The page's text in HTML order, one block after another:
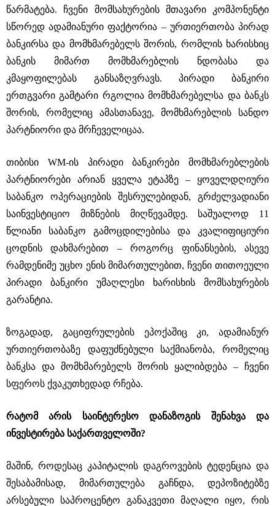
წარმატება. ჩვენი მომსახურების მთავარი კომპონენტი
სწორედ ადამიანური ფაქტორია ‒ ურთიერთობა პირად
ბანკირსა და მომხმარებელს შორის, რომლის ხარისხიც
ბანკის მიმართ მომხმარებლის ნდობასა და
კმაყოფილებას განსაზღვრავს. პირადი ბანკირი
ერთგვარი გამტარი რგოლია მომხმარებელსა და ბანკს
შორის, რომელიც ამასთანავე, მომხმარებლის სანდო
პარტნიორი და მრჩეველიცაა.
თიბისი WM-ის პირადი ბანკირები მომხმარებლების
პარტნიორები არიან ყველა ეტაპზე ‒ ყოველდღიური
საბანკო ოპერაციების შესრულებიდან, გრძელვადიანი
საინვესტიციო მიზნების მიღწევამდე. საშუალოდ 11
წლიანი საბანკო გამოცდილებისა და კვალიფიციური
ცოდნის დახმარებით ‒ როგორც ფინანსების, ასევე
რამდენიმე უცხო ენის მიმართულებით, ჩვენი თითოეული
პირადი ბანკირი უმაღლესი ხარისხის მომსახურების
გარანტია.
ზოგადად, გაციფრულების ეპოქაშიც კი, ადამიანურ
ურთიერთობაზე დაფუძნებული საქმიანობა, რომელიც
ბანკსა და მომხმარებელს შორის ყალიბდება ‒ ჩვენი
სფეროს ქვაკუთხედად რჩება.
რატომ არის საინტერესო დანაზოგის შენახვა და
ინვესტირება საქართველოში?
მაშინ, როდესაც კაპიტალის დაგროვების ტედენცია და
შესაბამისად, მიმართულება გაჩნდა, დეპოზიტებზე
არსებული საპროცენტო განაკვეთი მაღალი იყო, რის